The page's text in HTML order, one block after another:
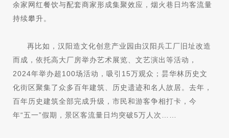
余家网红餐饮与配套商家形成集聚效应，烟火巷日均客流量
持续攀升。
再比如，汉阳造文化创意产业园由汉阳兵工厂旧址改造
而成，依托高大厂房举办艺术展览、文艺演出等活动，
2024年举办超100场活动，吸引15万观众；昙华林历史文
化街区聚集了众多百年建筑、历史遗迹和名人故居。去年，
百年历史建筑全部完成升级，市民和游客争相打卡，今
年“五一”假期，景区客流量日均突破5万人次……